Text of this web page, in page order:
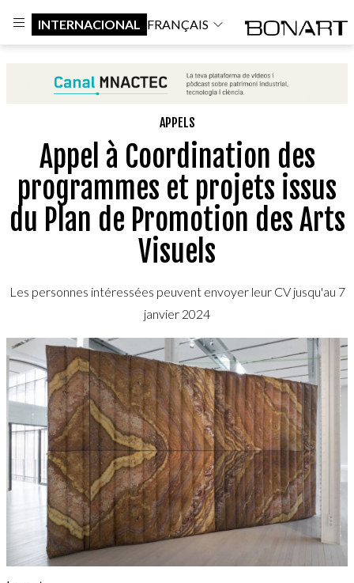
INTERNACIONAL FRANÇAIS
APPELS
Appel à Coordination des
programmes et projets issus
du Plan de Promotion des Arts
Visuels
Les personnes intéressées peuvent envoyer leur CV jusqu'au 7
janvier 2024